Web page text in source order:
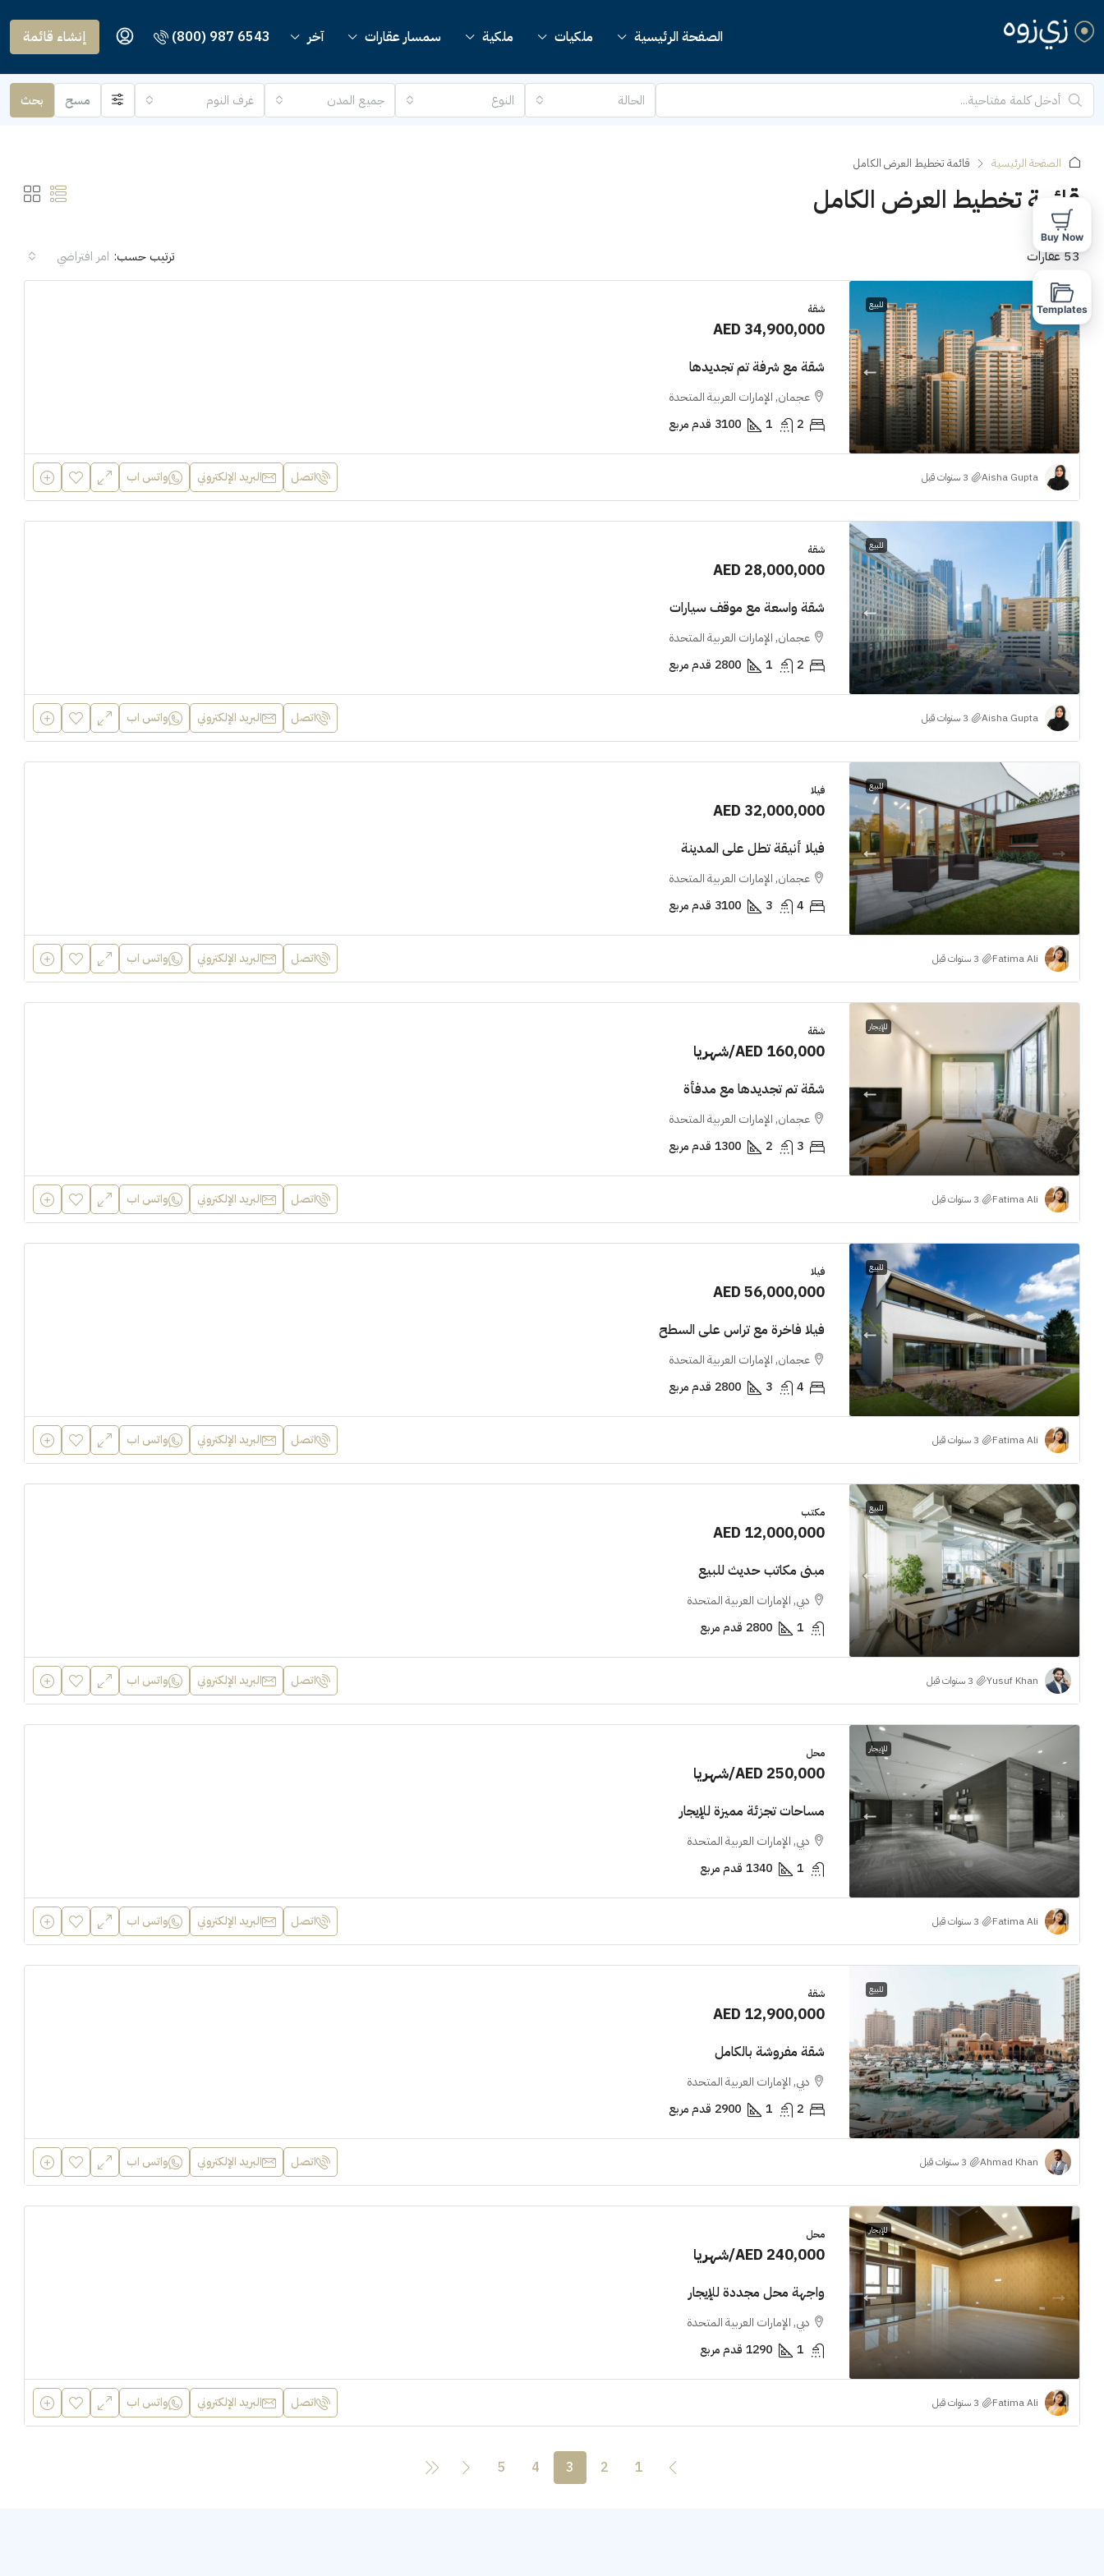
الصفحة الرئيسية ملكيات ملكية سمسار عقارات آخر (800) 987 6543 إنشاء قائمة
الحالة النوع جميع المدن غرف النوم مسح بحث
الصفحة الرئيسية قائمة تخطيط العرض الكامل
قائمة تخطيط العرض الكامل
53 عقارات ترتيب حسب: امر افتراضي
للبيع شقة
AED 34,900,000
شقة مع شرفة تم تجديدها
عجمان, الإمارات العربية المتحدة
2
1
3100 قدم مربع
Aisha Gupta اتصل البريد الإلكتروني واتس اب
للبيع شقة
AED 28,000,000
شقة واسعة مع موقف سيارات
عجمان, الإمارات العربية المتحدة
2
1
2800 قدم مربع
Aisha Gupta اتصل البريد الإلكتروني واتس اب
للبيع فيلا
AED 32,000,000
فيلا أنيقة تطل على المدينة
عجمان, الإمارات العربية المتحدة
4
3
3100 قدم مربع
Fatima Ali اتصل البريد الإلكتروني واتس اب
للإيجار شقة
AED 160,000/شهريا
شقة تم تجديدها مع مدفأة
عجمان, الإمارات العربية المتحدة
3
2
1300 قدم مربع
Fatima Ali اتصل البريد الإلكتروني واتس اب
للبيع فيلا
AED 56,000,000
فيلا فاخرة مع تراس على السطح
عجمان, الإمارات العربية المتحدة
4
3
2800 قدم مربع
Fatima Ali اتصل البريد الإلكتروني واتس اب
للبيع مكتب
AED 12,000,000
مبنى مكاتب حديث للبيع
دبي, الإمارات العربية المتحدة
1
2800 قدم مربع
Yusuf Khan اتصل البريد الإلكتروني واتس اب
للإيجار محل
AED 250,000/شهريا
مساحات تجزئة مميزة للإيجار
دبي, الإمارات العربية المتحدة
1
1340 قدم مربع
Fatima Ali اتصل البريد الإلكتروني واتس اب
للبيع شقة
AED 12,900,000
شقة مفروشة بالكامل
دبي, الإمارات العربية المتحدة
2
1
2900 قدم مربع
Ahmad Khan اتصل البريد الإلكتروني واتس اب
للإيجار محل
AED 240,000/شهريا
واجهة محل مجددة للإيجار
دبي, الإمارات العربية المتحدة
1
1290 قدم مربع
Fatima Ali اتصل البريد الإلكتروني واتس اب
1
2
3
4
5
Buy Now
Templates